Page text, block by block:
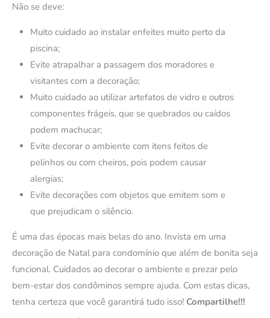
Não se deve:
Muito cuidado ao instalar enfeites muito perto da
piscina;
Evite atrapalhar a passagem dos moradores e
visitantes com a decoração;
Muito cuidado ao utilizar artefatos de vidro e outros
componentes frágeis, que se quebrados ou caídos
podem machucar;
Evite decorar o ambiente com itens feitos de
pelinhos ou com cheiros, pois podem causar
alergias;
Evite decorações com objetos que emitem som e
que prejudicam o silêncio.
É uma das épocas mais belas do ano. Invista em uma
decoração de Natal para condomínio que além de bonita seja
funcional. Cuidados ao decorar o ambiente e prezar pelo
bem-estar dos condôminos sempre ajuda. Com estas dicas,
tenha certeza que você garantirá tudo isso! Compartilhe!!!